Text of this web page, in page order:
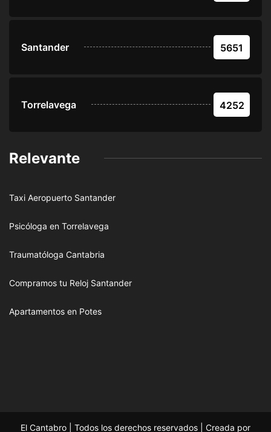
Santander 5651
Torrelavega 4252
Relevante
Taxi Aeropuerto Santander
Psicóloga en Torrelavega
Traumatóloga Cantabria
Compramos tu Reloj Santander
Apartamentos en Potes
El Cantabro | Todos los derechos reservados | Creada por